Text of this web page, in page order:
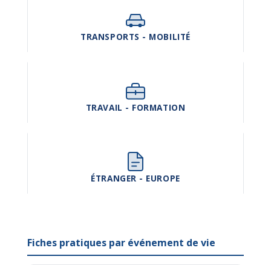
TRANSPORTS - MOBILITÉ
TRAVAIL - FORMATION
ÉTRANGER - EUROPE
Fiches pratiques par événement de vie